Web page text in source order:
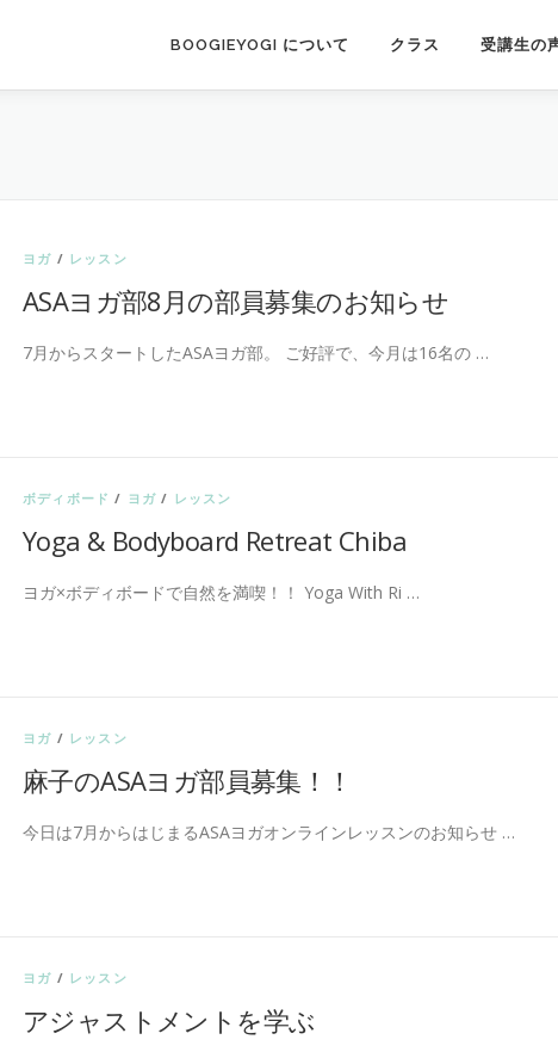
BOOGIEYOGI について クラス 受講生の
ヨガ / レッスン
ASAヨガ部8月の部員募集のお知らせ
7月からスタートしたASAヨガ部。 ご好評で、今月は16名の …
ボディボード / ヨガ / レッスン
Yoga & Bodyboard Retreat Chiba
ヨガ×ボディボードで自然を満喫！！ Yoga With Ri …
ヨガ / レッスン
麻子のASAヨガ部員募集！！
今日は7月からはじまるASAヨガオンラインレッスンのお知らせ …
ヨガ / レッスン
アジャストメントを学ぶ